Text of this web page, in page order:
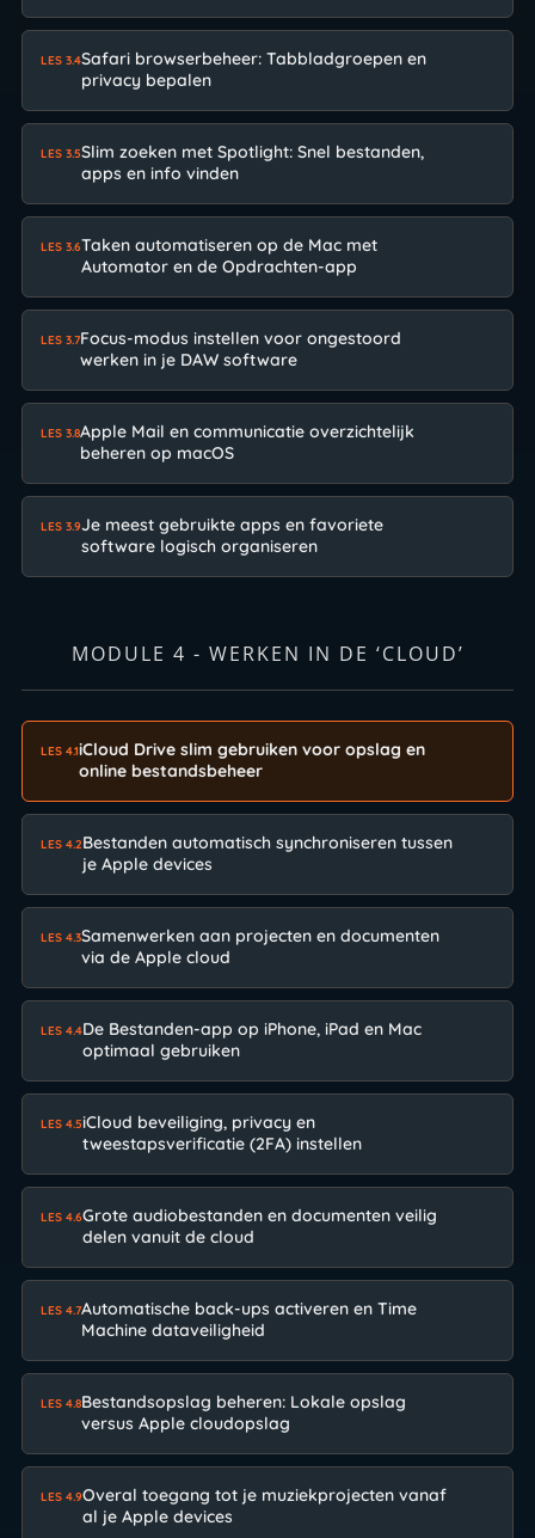
LES 3.4Safari browserbeheer: Tabbladgroepen en
privacy bepalen
LES 3.5Slim zoeken met Spotlight: Snel bestanden,
apps en info vinden
LES 3.6Taken automatiseren op de Mac met
Automator en de Opdrachten-app
LES 3.7Focus-modus instellen voor ongestoord
werken in je DAW software
LES 3.8Apple Mail en communicatie overzichtelijk
beheren op macOS
LES 3.9Je meest gebruikte apps en favoriete
software logisch organiseren
MODULE 4 - WERKEN IN DE ‘CLOUD’
LES 4.1iCloud Drive slim gebruiken voor opslag en
online bestandsbeheer
LES 4.2Bestanden automatisch synchroniseren tussen
je Apple devices
LES 4.3Samenwerken aan projecten en documenten
via de Apple cloud
LES 4.4De Bestanden-app op iPhone, iPad en Mac
optimaal gebruiken
LES 4.5iCloud beveiliging, privacy en
tweestapsverificatie (2FA) instellen
LES 4.6Grote audiobestanden en documenten veilig
delen vanuit de cloud
LES 4.7Automatische back-ups activeren en Time
Machine dataveiligheid
LES 4.8Bestandsopslag beheren: Lokale opslag
versus Apple cloudopslag
LES 4.9Overal toegang tot je muziekprojecten vanaf
al je Apple devices